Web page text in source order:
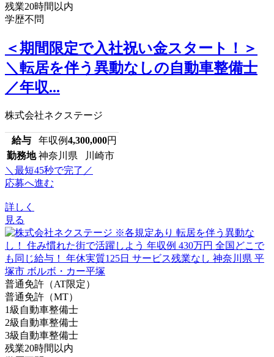
残業20時間以内
学歴不問
＜期間限定で入社祝い金スタート！＞
＼転居を伴う異動なしの自動車整備士
／年収...
株式会社ネクステージ
給与 年収例4,300,000円
勤務地 神奈川県 川崎市
＼最短45秒で完了／
応募へ進む
詳しく
見る
普通免許（AT限定）
普通免許（MT）
1級自動車整備士
2級自動車整備士
3級自動車整備士
残業20時間以内